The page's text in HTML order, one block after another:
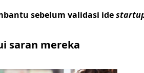
sebelum validasi ide
saran mereka